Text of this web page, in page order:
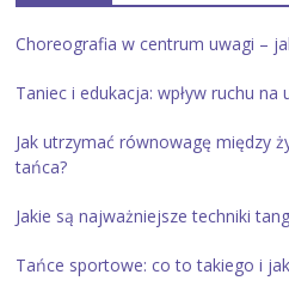
Choreografia w centrum uwagi –
Taniec i edukacja: wpływ ruchu na
Jak utrzymać równowagę między
tańca?
Jakie są najważniejsze techniki
Tańce sportowe: co to takiego i